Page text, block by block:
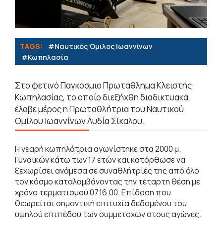
TAGS:
#Ναυτικός Όμιλος Ιωαννίνων
#Κωπηλασία
Στο φετινό Παγκόσμιο Πρωτάθλημα Κλειστής
Κωπηλασίας, το οποίο διεξήχθη διαδικτυακά,
έλαβε μέρος η Πρωταθλήτρια του Ναυτικού
Ομίλου Ιωαννίνων Λυδία Σίκαλου.
Η νεαρή κωπηλάτρια αγωνίστηκε στα 2000 μ.
Γυναικών κάτω των 17 ετών και κατόρθωσε να
ξεχωρίσει ανάμεσα σε συναθλήτριές της από όλο
τον κόσμο καταλαμβάνοντας την τέταρτη θέση με
χρόνο τερματισμού 07.16.00. Επίδοση που
θεωρείται σημαντική επιτυχία δεδομένου του
υψηλού επιπέδου των συμμετοχών στους αγώνες.